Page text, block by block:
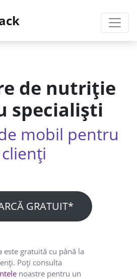
de nutriție
specialiști
mobil pentru
clienți
GRATUIT*
este gratuită cu până la
Poți consulta
noastre pentru un